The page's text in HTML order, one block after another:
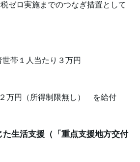
ゼロ実施までのつなぎ措置として
帯１人当たり３万円
万円（所得制限無し） を給付
た生活支援（「重点支援地方交付